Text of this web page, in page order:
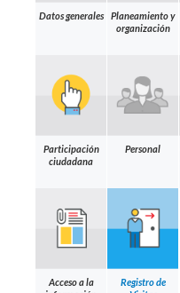
Datos generales
Planeamiento y
organización
Participación
ciudadana
Personal
Acceso a la
Registro de